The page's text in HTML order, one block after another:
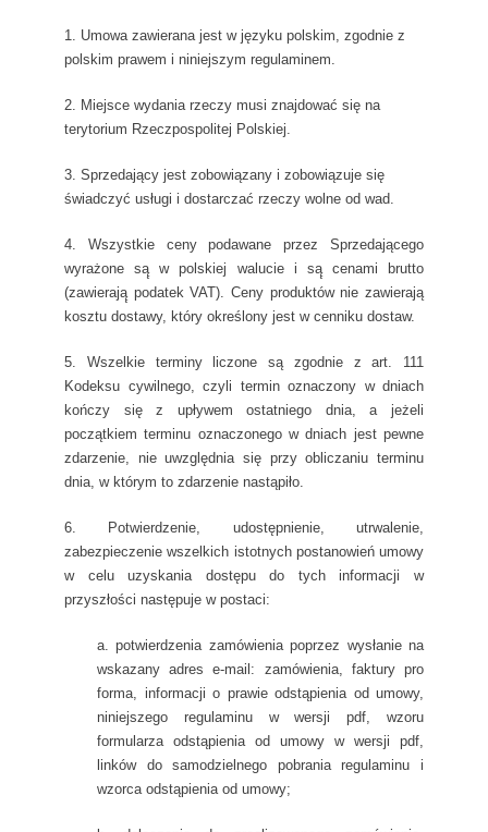
1. Umowa zawierana jest w języku polskim, zgodnie z
polskim prawem i niniejszym regulaminem.
2. Miejsce wydania rzeczy musi znajdować się na
terytorium Rzeczpospolitej Polskiej.
3. Sprzedający jest zobowiązany i zobowiązuje się
świadczyć usługi i dostarczać rzeczy wolne od wad.
4. Wszystkie ceny podawane przez Sprzedającego
wyrażone są̨ w polskiej walucie i są̨ cenami brutto
(zawierają̨ podatek VAT). Ceny produktów nie zawierają
kosztu dostawy, który określony jest w cenniku dostaw.
5. Wszelkie terminy liczone są zgodnie z art. 111
Kodeksu cywilnego, czyli termin oznaczony w dniach
kończy się z upływem ostatniego dnia, a jeżeli
początkiem terminu oznaczonego w dniach jest pewne
zdarzenie, nie uwzględnia się przy obliczaniu terminu
dnia, w którym to zdarzenie nastąpiło.
6. Potwierdzenie, udostępnienie, utrwalenie,
zabezpieczenie wszelkich istotnych postanowień umowy
w celu uzyskania dostępu do tych informacji w
przyszłości następuje w postaci:
a. potwierdzenia zamówienia poprzez wysłanie na
wskazany adres e-mail: zamówienia, faktury pro
forma, informacji o prawie odstąpienia od umowy,
niniejszego regulaminu w wersji pdf, wzoru
formularza odstąpienia od umowy w wersji pdf,
linków do samodzielnego pobrania regulaminu i
wzorca odstąpienia od umowy;